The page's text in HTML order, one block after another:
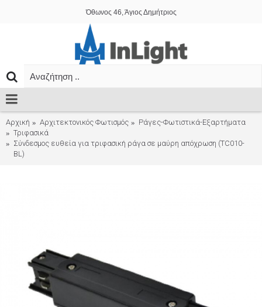
Όθωνος 46, Άγιος Δημήτριος
Αρχική Αρχιτεκτονικός Φωτισμός
Ράγες-Φωτιστικά-Εξαρτήματα
Τριφασικά
Σύνδεσμος ευθεία για τριφασική ράγα σε μαύρη απόχρωση (TC010-
BL)